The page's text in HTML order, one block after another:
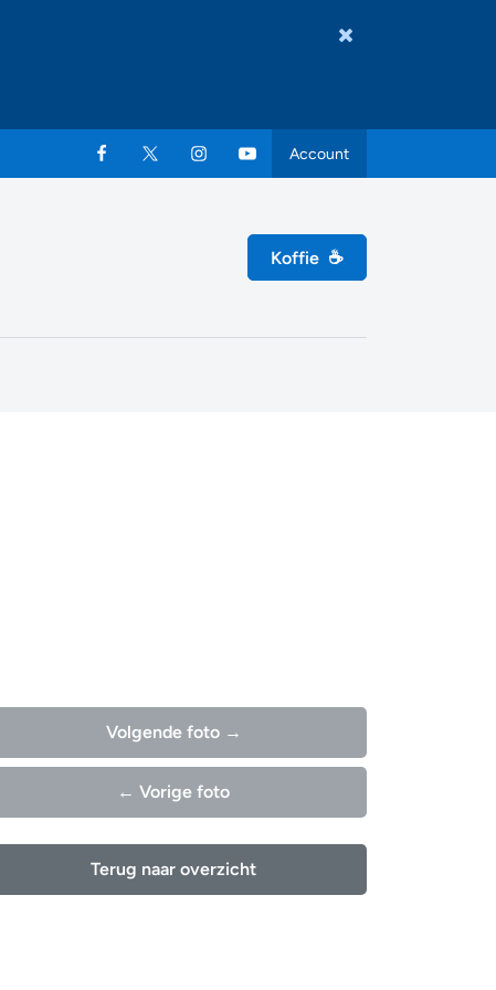
Account
Koffie ☕
Volgende foto →
← Vorige foto
Terug naar overzicht